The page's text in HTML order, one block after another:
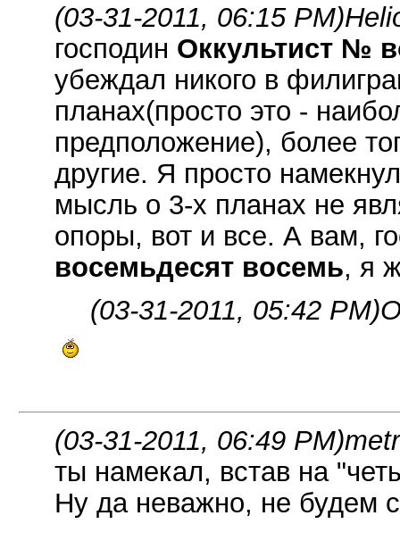
(03-31-2011, 06:15 PM)
господин Оккультист №
убеждал никого в
планах(просто это -
предположение), более
другие. Я просто
мысль о 3-х планах не
опоры, вот и все. А вам,
восемьдесят восемь, я
(03-31-2011, 05:42 PM)
(03-31-2011, 06:49 PM)
ты намекал, встав на
Ну да неважно, не будем